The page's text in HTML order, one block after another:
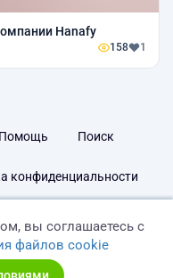
Hanafy
158 1
Помощь Поиск
конфиденциальности
вы соглашаетесь с
файлов cookie